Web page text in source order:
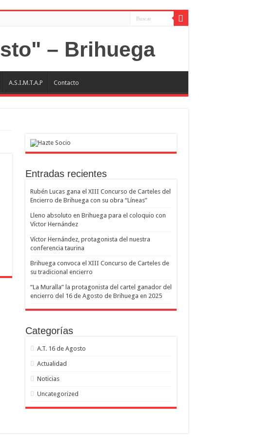
A.S.I.M.T.A.P Contacto
Entradas recientes
Rubén Lucas gana el XIII Concurso de Carteles del
Encierro de Brihuega con su obra “Líneas”
Lleno absoluto en Brihuega para el coloquio con
Víctor Hernández
Víctor Hernández, protagonista del nuestra
conferencia taurina
Brihuega convoca el XIII Concurso de Carteles de
su tradicional encierro
“La Muralla” la protagonista del cartel ganador del
encierro del 16 de Agosto de Brihuega en 2025
Categorías
A.T. 16 de Agosto
Actualidad
Noticias
Uncategorized